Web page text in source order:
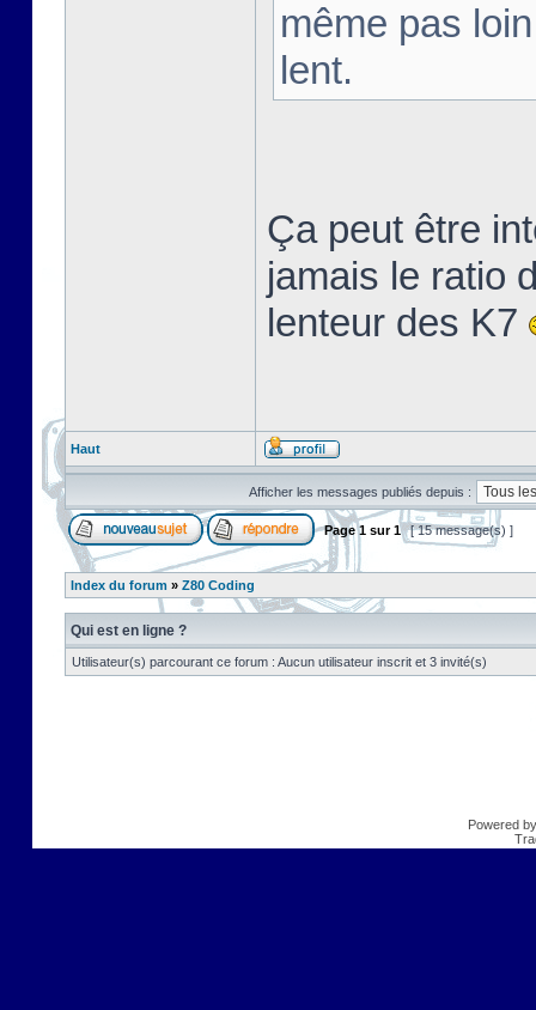
même pas
lent.
Ça peut être
jamais le ratio
lenteur des K7
Haut
Afficher les messages publiés depuis :
Page1 sur1 [ 15 message(s) ]
Index du forum » Z80 Coding
Qui est en ligne ?
Utilisateur(s) parcourant ce forum : Aucun utilisateur inscrit et 3 invité(s)
Powered